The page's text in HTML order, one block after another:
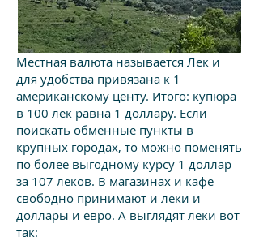
Местная валюта называется Лек и
для удобства привязана к 1
американскому центу. Итого: купюра
в 100 лек равна 1 доллару. Если
поискать обменные пункты в
крупных городах, то можно поменять
по более выгодному курсу 1 доллар
за 107 леков. В магазинах и кафе
свободно принимают и леки и
доллары и евро. А выглядят леки вот
так: